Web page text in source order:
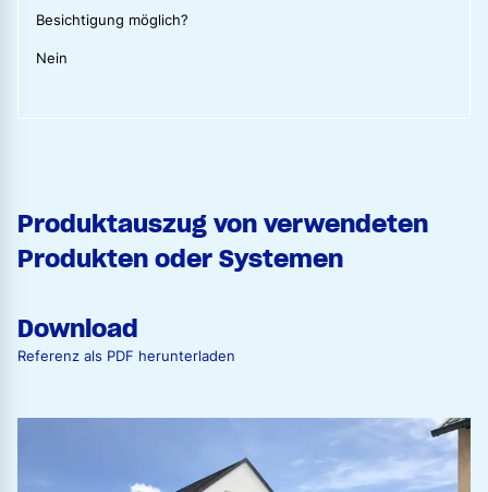
Besichtigung möglich?
Nein
Produktauszug von verwendeten
Produkten oder Systemen
Download
Referenz als PDF herunterladen